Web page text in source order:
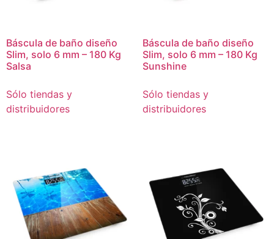
Báscula de baño diseño
Slim, solo 6 mm – 180 Kg
Salsa
Sólo tiendas y
distribuidores
Báscula de baño diseño
Slim, solo 6 mm – 180 Kg
Sunshine
Sólo tiendas y
distribuidores